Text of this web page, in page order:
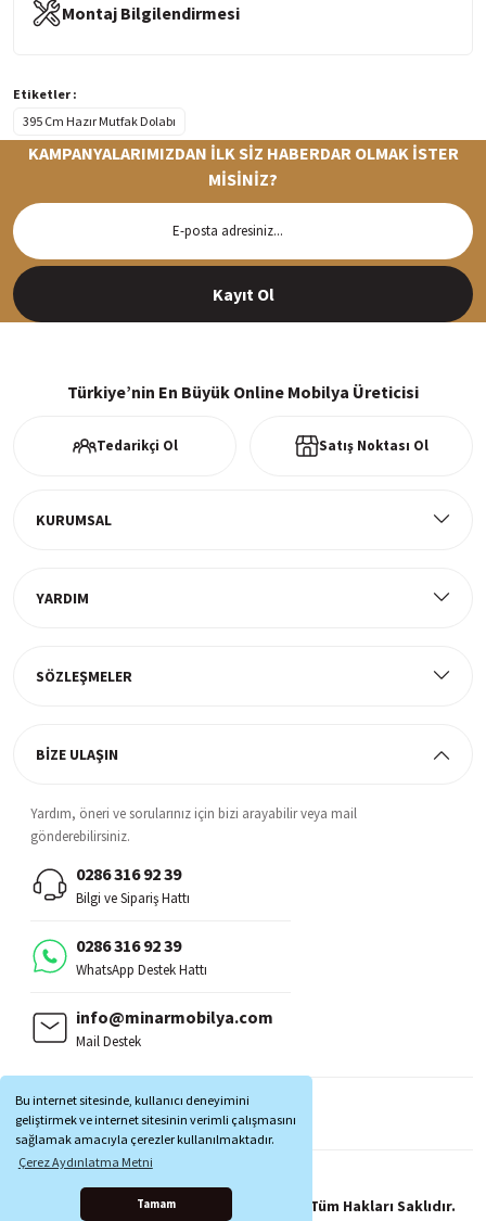
Bu internet sitesinde, kullanıcı deneyimini
geliştirmek ve internet sitesinin verimli çalışmasını
sağlamak amacıyla çerezler kullanılmaktadır.
Çerez Aydınlatma Metni
Tamam
Montaj Bilgilendirmesi
Etiketler :
395 Cm Hazır Mutfak Dolabı
Siparişleriniz en kısa sürede hazırlanarak kargoya verilir
KAMPANYALARIMIZDAN İLK SİZ HABERDAR OLMAK İSTER
MİSİNİZ?
Kayıt Ol
Türkiye’nin En Büyük Online Mobilya Üreticisi
Tedarikçi Ol Satış Noktası Ol
KURUMSAL
YARDIM
SÖZLEŞMELER
BİZE ULAŞIN
Yardım, öneri ve sorularınız için bizi arayabilir veya mail
gönderebilirsiniz.
0286 316 92 39
Bilgi ve Sipariş Hattı
0286 316 92 39
WhatsApp Destek Hattı
info@minarmobilya.com
Mail Destek
MOBİL UYGULAMALAR:
Copyright © 1997 - 2025 Minar Mobilya® Tüm Hakları Saklıdır.